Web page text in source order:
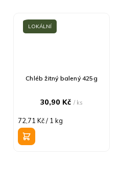
LOKÁLNÍ
Chléb žitný balený 425g
30,90 Kč/ ks
Měrná
cena:
72,71 Kč / 1 kg